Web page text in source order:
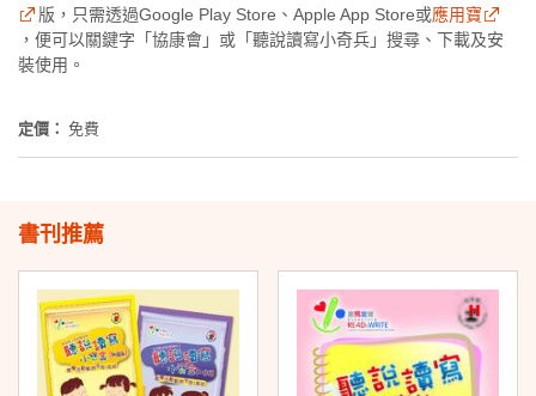
版 ，只需透過Google Play Store、Apple App Store或應用寶
，便可以關鍵字「協康會」或「聽說讀寫小奇兵」搜尋、下載及安
裝使用。
定價： 免費
書刊推薦